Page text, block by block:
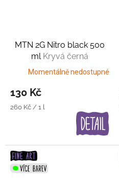
MTN 2G Nitro black 500
ml Kryvá černá
Momentálně nedostupné
130 Kč
Měrná
260 Kč / 1 l